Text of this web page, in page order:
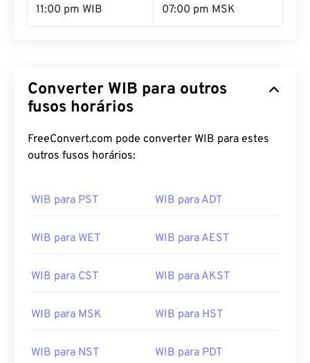
11:00 pm WIB 07:00 pm MSK
Converter WIB para outros
fusos horários
FreeConvert.com pode converter WIB para estes
outros fusos horários:
WIB para PST WIB para ADT
WIB para WET WIB para AEST
WIB para CST WIB para AKST
WIB para MSK WIB para HST
WIB para NST WIB para PDT